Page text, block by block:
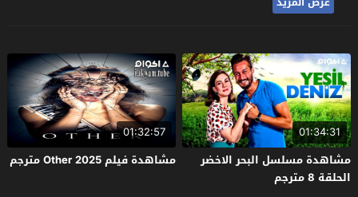
01:34:31
مشاهدة مسلسل البحر الاخضر
الحلقة 8 مترجم
01:32:57
مشاهدة فيلم Other 2025 مترجم